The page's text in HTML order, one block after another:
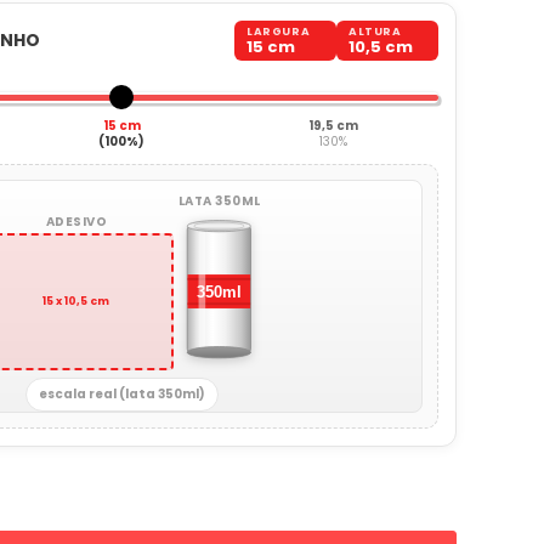
LARGURA
15 cm
ALTURA
10,5 cm
15 cm
(100%)
19,5 cm
130%
ADESIVO
15 x 10,5 cm
LATA 350ML
escala real (lata 350ml)